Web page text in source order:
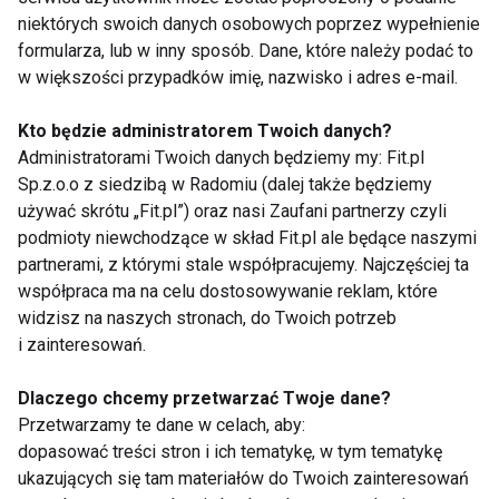
mineralnych. W kwaśnym środowisku cenne
substancje pozostają aż do wiosny. W miarę upływu
czasu przechodzą one z produktów do sosu, dlatego
warzywo. Kiszona kapusta jest bogatym źródłem
soli mineralnych i witaminy C. Należy pamiętać, że
kapusta kwaszona jest najbardziej wartościowa
jeżeli spożywa się ją na surowo. Bigos nie ma już
tylu wartości odżywczych, bowiem pod wpływem
wysokiej temperatury witamina C ulega zniszczeniu.
dr A.Czarnewicz-Kamińska
www.dieta.fit.pl
niektórych swoich danych osobowych poprzez wypełnienie
formularza, lub w inny sposób. Dane, które należy podać to
w większości przypadków imię, nazwisko i adres e-mail.
Kto będzie administratorem Twoich danych?
Administratorami Twoich danych będziemy my: Fit.pl
Sp.z.o.o z siedzibą w Radomiu (dalej także będziemy
używać skrótu „Fit.pl”) oraz nasi Zaufani partnerzy czyli
podmioty niewchodzące w skład Fit.pl ale będące naszymi
partnerami, z którymi stale współpracujemy. Najczęściej ta
współpraca ma na celu dostosowywanie reklam, które
widzisz na naszych stronach, do Twoich potrzeb
i zainteresowań.
Dlaczego chcemy przetwarzać Twoje dane?
Przetwarzamy te dane w celach, aby:
dopasować treści stron i ich tematykę, w tym tematykę
ukazujących się tam materiałów do Twoich zainteresowań